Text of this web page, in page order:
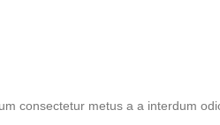
consectetur metus a a interdum